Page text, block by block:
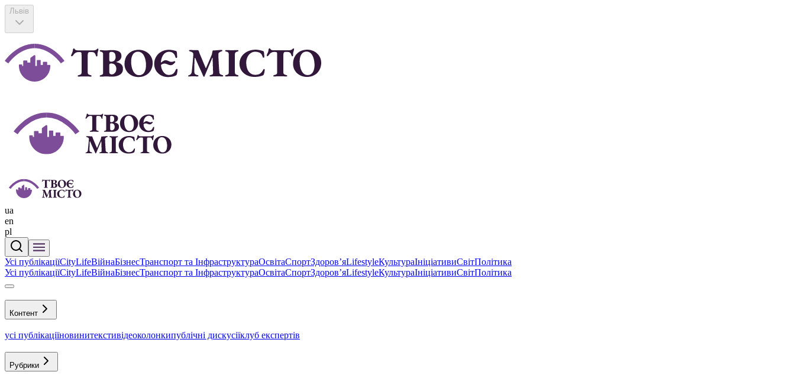
Львів
ua
en
pl
Усі публікаціїCityLifeВійнаБізнесТранспорт та ІнфраструктураОсвітаСпортЗдоровʼяLifestyleКультураІніціативиСвітПолітика
Усі публікаціїCityLifeВійнаБізнесТранспорт та ІнфраструктураОсвітаСпортЗдоровʼяLifestyleКультураІніціативиСвітПолітика
Контент
усі публікаціїновинитекстивідеоколонкипублічні дискусіїклуб експертів
Рубрики